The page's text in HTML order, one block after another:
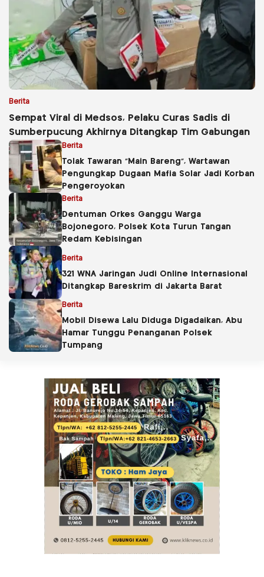
Berita
Sempat Viral di Medsos, Pelaku Curas Sadis di
Sumberpucung Akhirnya Ditangkap Tim Gabungan
Berita
Tolak Tawaran “Main Bareng”, Wartawan
Pengungkap Dugaan Mafia Solar Jadi Korban
Pengeroyokan
Berita
Dentuman Orkes Ganggu Warga
Bojonegoro, Polsek Kota Turun Tangan
Redam Kebisingan
Berita
321 WNA Jaringan Judi Online Internasional
Ditangkap Bareskrim di Jakarta Barat
Berita
Mobil Disewa Lalu Diduga Digadaikan, Abu
Hamar Tunggu Penanganan Polsek
Tumpang